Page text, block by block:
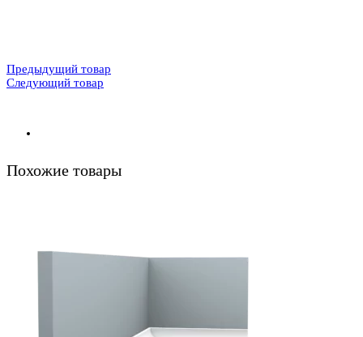
Предыдущий товар
Следующий товар
Похожие товары